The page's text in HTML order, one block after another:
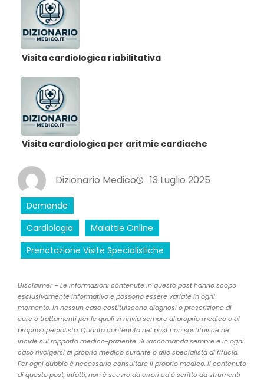
Visita cardiologica riabilitativa
Visita cardiologica per aritmie cardiache
Dizionario Medico 13 Luglio 2025
Domande
Cardiologia
Malattie Online
Prenotazione Visite Specialistiche
Disclaimer – Le informazioni contenute in questo post hanno scopo
esclusivamente informativo e possono essere variate in ogni
momento. In nessun caso costituiscono diagnosi o prescrizione di
cure o trattamenti per le quali si rinvia sempre al proprio medico o al
proprio specialista. Quanto contenuto nel post non sostituisce né
incide sul rapporto medico-paziente. Si raccomanda sempre e in ogni
caso rivolgersi al proprio medico curante o allo specialista di fifucia.
Per ogni dubbio è necessario consultare il proprio medico. Il contenuto
di questo post, infatti, non è scevro da errori ed è scritto da strumenti